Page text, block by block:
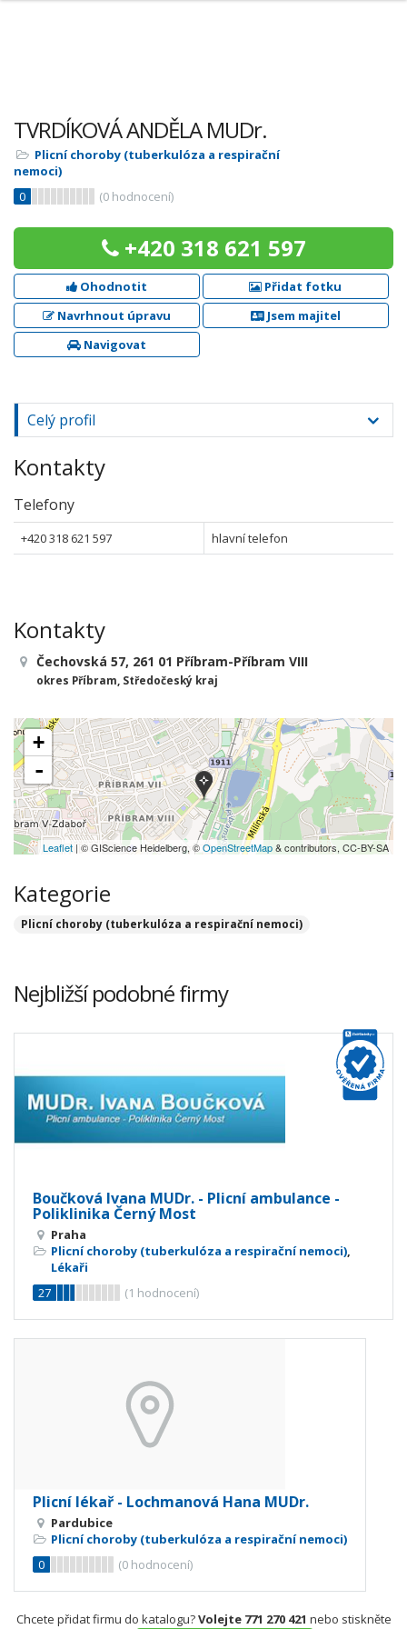
TVRDÍKOVÁ ANDĚLA MUDr.
Plicní choroby (tuberkulóza a respirační
nemoci)
0
(0 hodnocení)
+420 318 621 597
Ohodnotit
Přidat fotku
Navrhnout úpravu
Jsem majitel
Navigovat
Celý profil
Kontakty
Telefony
+420 318 621 597 hlavní telefon
Kontakty
Čechovská 57, 261 01 Příbram-Příbram VIII
okres Příbram, Středočeský kraj
+
-
Leaflet | © GIScience Heidelberg, ©OpenStreetMap& contributors, CC-BY-SA
Kategorie
Plicní choroby (tuberkulóza a respirační nemoci)
Nejbližší podobné firmy
Boučková Ivana MUDr. - Plicní ambulance -
Poliklinika Černý Most
Praha
Plicní choroby (tuberkulóza a respirační nemoci),
Lékaři
27
(1 hodnocení)
Plicní lékař - Lochmanová Hana MUDr.
Pardubice
Plicní choroby (tuberkulóza a respirační nemoci)
0
(0 hodnocení)
Chcete přidat firmu do katalogu?Volejte 771 270 421 nebo stiskněte